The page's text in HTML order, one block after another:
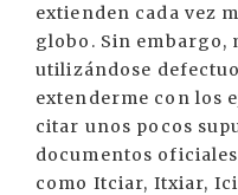
extienden cada vez
globo. Sin embargo,
utilizándose
extenderme con los
citar unos pocos
documentos
como Itciar, Itxiar,